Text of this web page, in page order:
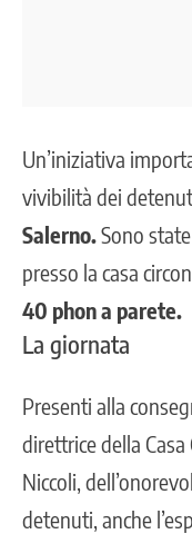
Un’iniziativa
vivibilità dei
Salerno.Sono
presso la casa
40 phon a parete.
La giornata
Presenti alla
direttrice della
Niccoli,
detenuti, anche